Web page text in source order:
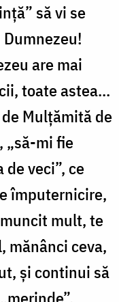
să vi se
are mai
toate astea...
Mulţămită de
, „să-mi fie
veci”, ce
împuternicire,
mult, te
mănânci ceva,
şi continui să